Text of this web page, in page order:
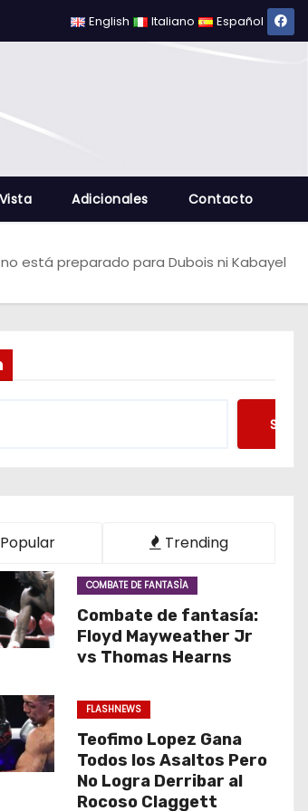
English Italiano Español
Adicionales Contacto
está preparado para Dubois ni Kabayel
Popular Trending
COMBATE DE FANTASÌA
Combate de fantasía:
Floyd Mayweather Jr
vs Thomas Hearns
FLASHNEWS
Teofimo Lopez Gana
Todos los Asaltos Pero
No Logra Derribar al
Rocoso Claggett